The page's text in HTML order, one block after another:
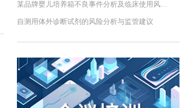
某品牌婴儿培养箱不良事件分析及临床使用风…
自测用体外诊断试剂的风险分析与监管建议